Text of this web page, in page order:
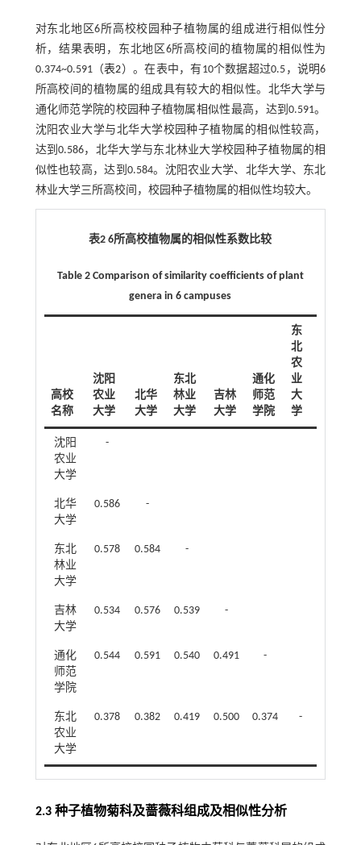
对东北地区6所高校校园种子植物属的组成进行相似性分
析，结果表明，东北地区6所高校间的植物属的相似性为
0.374~0.591（表2）。在表中，有10个数据超过0.5，说明6
所高校间的植物属的组成具有较大的相似性。北华大学与
通化师范学院的校园种子植物属相似性最高，达到0.591。
沈阳农业大学与北华大学校园种子植物属的相似性较高，
达到0.586，北华大学与东北林业大学校园种子植物属的相
似性也较高，达到0.584。沈阳农业大学、北华大学、东北
林业大学三所高校间，校园种子植物属的相似性均较大。
表2 6所高校植物属的相似性系数比较
Table 2 Comparison of similarity coefficients of plant
genera in 6 campuses
高校
名称
沈阳
农业
大学
北华
大学
东北
林业
大学
吉林
大学
通化
师范
学院
东
北
农
业
大
学
沈阳
农业
大学
-
北华
大学
0.586 -
东北
林业
大学
0.578 0.584 -
吉林
大学
0.534 0.576 0.539 -
通化
师范
学院
0.544 0.591 0.540 0.491 -
东北
农业
大学
0.378 0.382 0.419 0.500 0.374 -
2.3 种子植物菊科及蔷薇科组成及相似性分析